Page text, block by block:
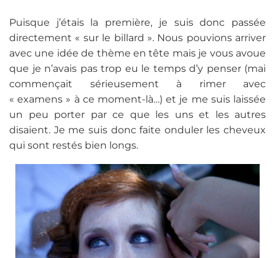
Puisque j’étais la première, je suis donc passée
directement « sur le billard ». Nous pouvions arriver
avec une idée de thème en tête mais je vous avoue
que je n’avais pas trop eu le temps d’y penser (mai
commençait sérieusement à rimer avec
« examens » à ce moment-là…) et je me suis laissée
un peu porter par ce que les uns et les autres
disaient. Je me suis donc faite onduler les cheveux
qui sont restés bien longs.